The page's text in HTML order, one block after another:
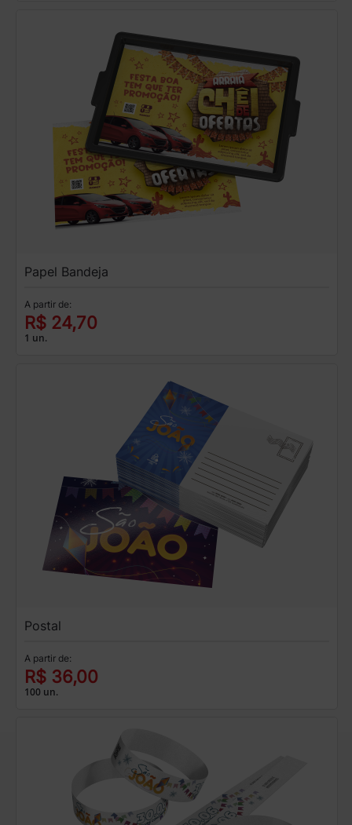
Papel Bandeja
A partir de:
R$ 24,70
1 un.
Postal
A partir de:
R$ 36,00
100 un.